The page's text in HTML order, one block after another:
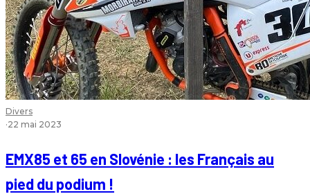
Divers
·22 mai 2023
EMX85 et 65 en Slovénie : les Français au
pied du podium !